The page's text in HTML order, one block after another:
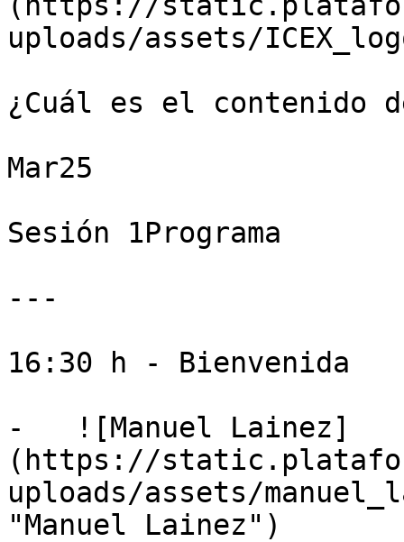
uploads/assets/
¿Cuál es el contenido
Mar25
Sesión 1Programa
---
16:30 h - Bienvenida
-   ![Manuel Lainez]
(https://
uploads/assets/
"Manuel Lainez")